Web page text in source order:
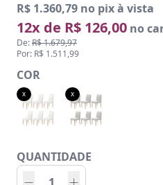
R$ 1.360,79 no pix à vista
12x de R$ 126,00 no
De:R$ 1.679,97
Por: R$ 1.511,99
COR
x x
QUANTIDADE